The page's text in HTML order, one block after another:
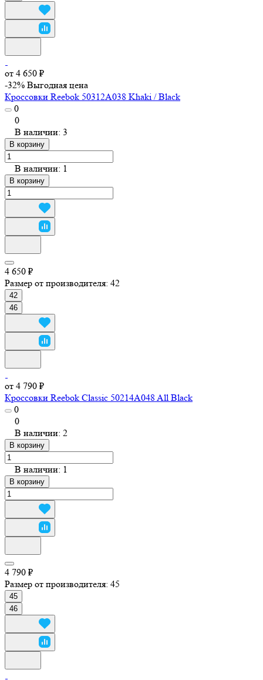
от 4 650 ₽
-32% Выгодная цена
Кроссовки Reebok 50312A038 Khaki / Black
0
0
В наличии: 3
В корзину
В наличии: 1
В корзину
4 650 ₽
Размер от производителя: 42
42
46
от 4 790 ₽
Кроссовки Reebok Classic 50214A048 All Black
0
0
В наличии: 2
В корзину
В наличии: 1
В корзину
4 790 ₽
Размер от производителя: 45
45
46